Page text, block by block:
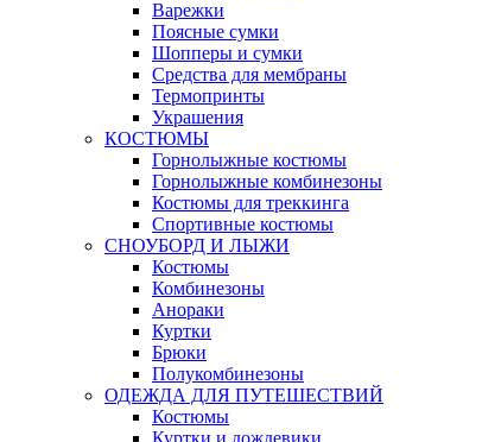
Варежки
Поясные сумки
Шопперы и сумки
Средства для мембраны
Термопринты
Украшения
КОСТЮМЫ
Горнолыжные костюмы
Горнолыжные комбинезоны
Костюмы для треккинга
Спортивные костюмы
СНОУБОРД И ЛЫЖИ
Костюмы
Комбинезоны
Анораки
Куртки
Брюки
Полукомбинезоны
ОДЕЖДА ДЛЯ ПУТЕШЕСТВИЙ
Костюмы
Куртки и дождевики